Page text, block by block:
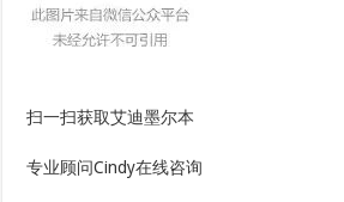
扫一扫获取艾迪墨尔本
专业顾问Cindy在线咨询